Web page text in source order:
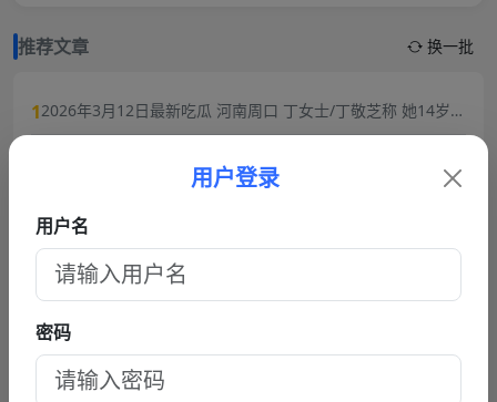
推荐文章 换一批
12026年3月12日最新吃瓜 河南周口 丁女士/丁敬芝称 她14岁时
被逼婚后遭到强奸 年仅15岁的她在绝望中生下了孩子 长期SM
主当网红,10分钟3次骚扰,被女老板一巴掌扇飞眼镜！
4从抚仙湖梦碎到过往风波：黑料明星华晨宇事件复盘，流量与
责任的双重必修课
5 每日轻松一刻4月23日:往阴道里塞辣椒,性瘾者强奸外卖小哥.
6劲爆大瓜抖音福利姬巨乳女神乔乔子百万粉丝极品尤物身材纤
细巨乳傲人最新一对一高价付费福利兄弟们快来感受榜一大哥
的快乐体验
用户登录
用户名
密码